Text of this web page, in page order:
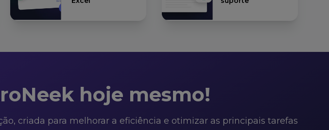
hoje mesmo!
criada para melhorar a eficiência e otimizar as principais tarefas